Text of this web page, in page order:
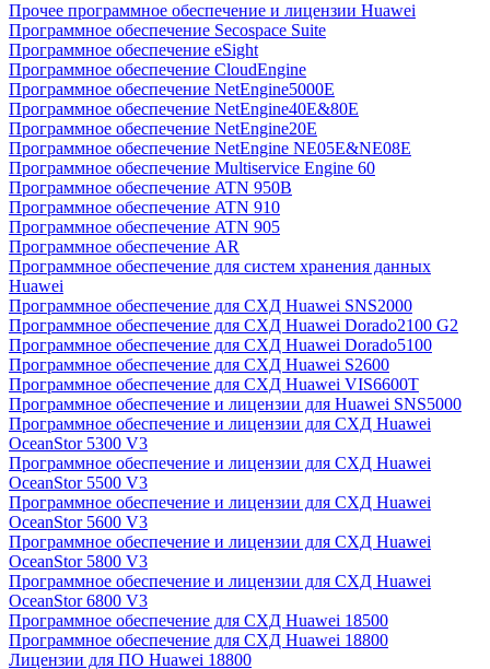
Прочее программное обеспечение и лицензии Huawei
Программное обеспечение Secospace Suite
Программное обеспечение eSight
Программное обеспечение CloudEngine
Программное обеспечение NetEngine5000E
Программное обеспечение NetEngine40E&80E
Программное обеспечение NetEngine20E
Программное обеспечение NetEngine NE05E&NE08E
Программное обеспечение Multiservice Engine 60
Программное обеспечение ATN 950B
Программное обеспечение ATN 910
Программное обеспечение ATN 905
Программное обеспечение AR
Программное обеспечение для систем хранения данных
Huawei
Программное обеспечение для СХД Huawei SNS2000
Программное обеспечение для СХД Huawei Dorado2100 G2
Программное обеспечение для СХД Huawei Dorado5100
Программное обеспечение для СХД Huawei S2600
Программное обеспечение для СХД Huawei VIS6600T
Программное обеспечение и лицензии для Huawei SNS5000
Программное обеспечение и лицензии для СХД Huawei
OceanStor 5300 V3
Программное обеспечение и лицензии для СХД Huawei
OceanStor 5500 V3
Программное обеспечение и лицензии для СХД Huawei
OceanStor 5600 V3
Программное обеспечение и лицензии для СХД Huawei
OceanStor 5800 V3
Программное обеспечение и лицензии для СХД Huawei
OceanStor 6800 V3
Программное обеспечение для СХД Huawei 18500
Программное обеспечение для СХД Huawei 18800
Лицензии для ПО Huawei 18800